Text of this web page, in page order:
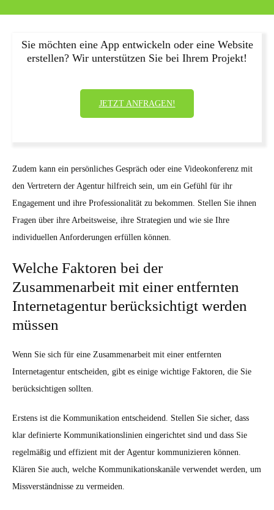
Sie möchten eine App entwickeln oder eine Website
erstellen? Wir unterstützen Sie bei Ihrem Projekt!
JETZT ANFRAGEN!
Zudem kann ein persönliches Gespräch oder eine Videokonferenz mit
den Vertretern der Agentur hilfreich sein, um ein Gefühl für ihr
Engagement und ihre Professionalität zu bekommen. Stellen Sie ihnen
Fragen über ihre Arbeitsweise, ihre Strategien und wie sie Ihre
individuellen Anforderungen erfüllen können.
Welche Faktoren bei der
Zusammenarbeit mit einer entfernten
Internetagentur berücksichtigt werden
müssen
Wenn Sie sich für eine Zusammenarbeit mit einer entfernten
Internetagentur entscheiden, gibt es einige wichtige Faktoren, die Sie
berücksichtigen sollten.
Erstens ist die Kommunikation entscheidend. Stellen Sie sicher, dass
klar definierte Kommunikationslinien eingerichtet sind und dass Sie
regelmäßig und effizient mit der Agentur kommunizieren können.
Klären Sie auch, welche Kommunikationskanäle verwendet werden, um
Missverständnisse zu vermeiden.